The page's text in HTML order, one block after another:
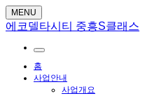
MENU
에코델타시티 중흥S클래스
홈
사업안내
사업개요